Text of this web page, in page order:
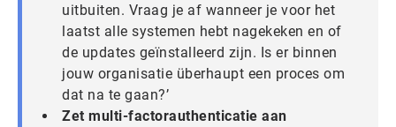
uitbuiten. Vraag je af wanneer je voor het
laatst alle systemen hebt nagekeken en of
de updates geïnstalleerd zijn. Is er binnen
jouw organisatie überhaupt een proces om
dat na te gaan?’
Zet multi-factorauthenticatie aan